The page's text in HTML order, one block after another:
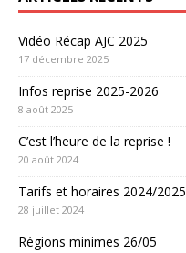
Vidéo Récap AJC 2025
17 décembre 2025
Infos reprise 2025-2026
8 août 2025
C’est l’heure de la reprise !
20 août 2024
Tarifs et horaires 2024/2025
28 juillet 2024
Régions minimes 26/05